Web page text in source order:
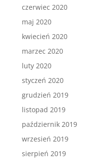
czerwiec 2020
maj 2020
kwiecień 2020
marzec 2020
luty 2020
styczeń 2020
grudzień 2019
listopad 2019
październik 2019
wrzesień 2019
sierpień 2019